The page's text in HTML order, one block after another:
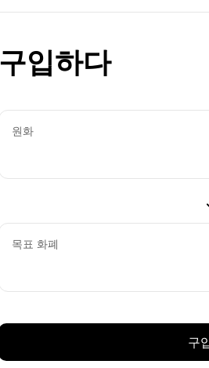
구입하다
원화
목표 화폐
구